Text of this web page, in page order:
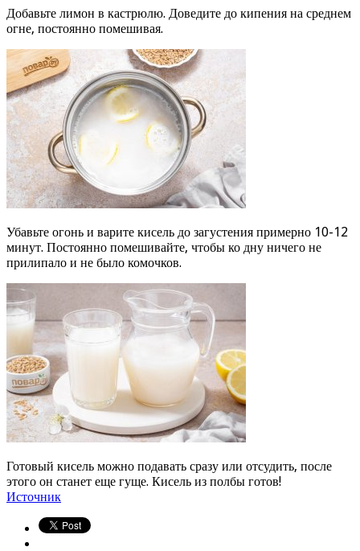
Добавьте лимон в кастрюлю. Доведите до кипения на среднем
огне, постоянно помешивая.
Убавьте огонь и варите кисель до загустения примерно 10-12
минут. Постоянно помешивайте, чтобы ко дну ничего не
прилипало и не было комочков.
Готовый кисель можно подавать сразу или отсудить, после
этого он станет еще гуще. Кисель из полбы готов!
Источник